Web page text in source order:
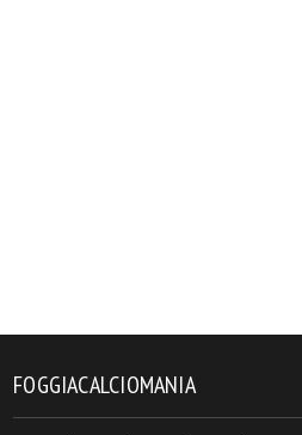
FOGGIACALCIOMANIA